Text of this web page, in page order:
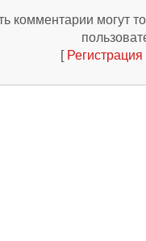
комментарии могут
[ Регистрация